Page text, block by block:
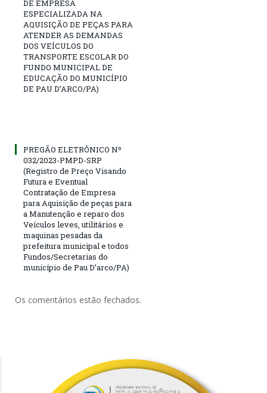
DE EMPRESA
ESPECIALIZADA NA
AQUISIÇÃO DE PEÇAS PARA
ATENDER AS DEMANDAS
DOS VEÍCULOS DO
TRANSPORTE ESCOLAR DO
FUNDO MUNICIPAL DE
EDUCAÇÃO DO MUNICÍPIO
DE PAU D’ARCO/PA)
PREGÃO ELETRÔNICO Nº
032/2023-PMPD-SRP
(Registro de Preço Visando
Futura e Eventual
Contratação de Empresa
para Aquisição de peças para
a Manutenção e reparo dos
Veículos leves, utilitários e
maquinas pesadas da
prefeitura municipal e todos
Fundos/Secretarias do
município de Pau D’arco/PA)
Os comentários estão fechados.